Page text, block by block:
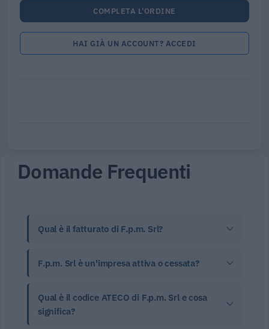
COMPLETA L'ORDINE
HAI GIÀ UN ACCOUNT? ACCEDI
Domande Frequenti
Qual è il fatturato di F.p.m. Srl?
F.p.m. Srl è un'impresa attiva o cessata?
Qual è il codice ATECO di F.p.m. Srl e cosa
significa?